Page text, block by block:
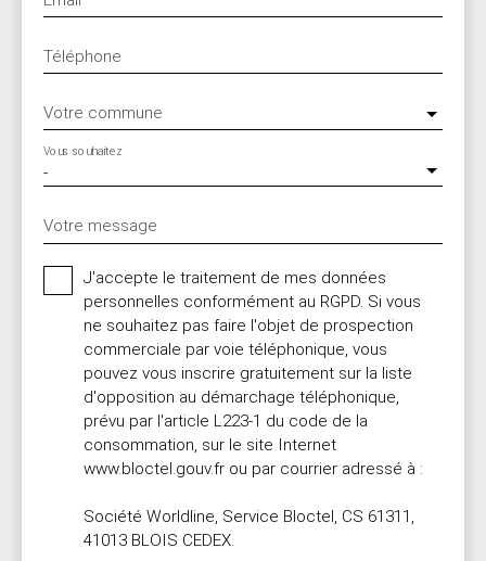
Téléphone
Votre commune
-
Vous souhaitez
Votre message
J'accepte le traitement de mes données
personnelles conformément au RGPD. Si vous
ne souhaitez pas faire l'objet de prospection
commerciale par voie téléphonique, vous
pouvez vous inscrire gratuitement sur la liste
d'opposition au démarchage téléphonique,
prévu par l'article L223-1 du code de la
consommation, sur le site Internet
www.bloctel.gouv.fr ou par courrier adressé à :
Société Worldline, Service Bloctel, CS 61311,
41013 BLOIS CEDEX.